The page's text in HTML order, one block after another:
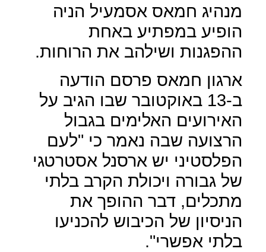
מנהיג חמאס אסמעיל הניה
הופיע במפתיע באחת
ההפגנות ושילהב את הרוחות.
ארגון חמאס פרסם הודעה
ב-13 באוקטובר שבו הגיב על
האירועים האלימים בגבול
הרצועה שבה נאמר כי "לעם
הפלסטיני יש ארסנל אסטרטגי
של גבורה ויכולת הקרב בלתי
מתכלים, דבר ההופך את
הניסיון של הכיבוש להכניעו
בלתי אפשרי".